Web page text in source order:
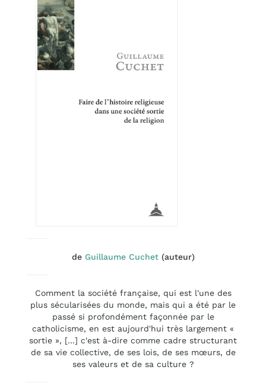
de Guillaume Cuchet(auteur)
Comment la société française, qui est l'une des
plus sécularisées du monde, mais qui a été par le
passé si profondément façonnée par le
catholicisme, en est aujourd'hui très largement «
sortie », [...] c'est à-dire comme cadre structurant
de sa vie collective, de ses lois, de ses mœurs, de
ses valeurs et de sa culture ?